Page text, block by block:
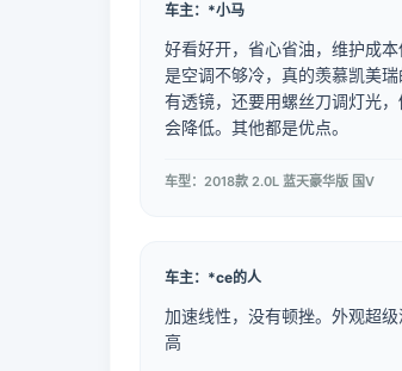
车主：*小马
好看好开，省心省油，维护成
是空调不够冷，真的羡慕凯美
有透镜，还要用螺丝刀调灯光
会降低。其他都是优点。
车型：2018款 2.0L 蓝天豪华版 国V
车主：*ce的人
加速线性，没有顿挫。外观超
高